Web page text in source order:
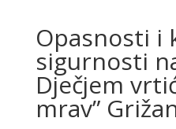
Opasnosti i
sigurnosti
Dječjem
mrav”